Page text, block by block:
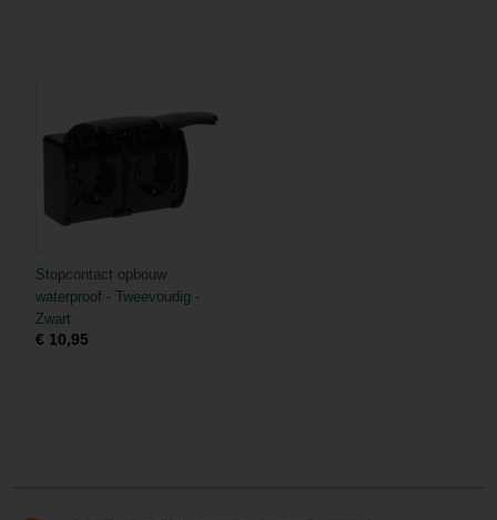
Stopcontact opbouw
waterproof - Tweevoudig -
Zwart
€ 10,95